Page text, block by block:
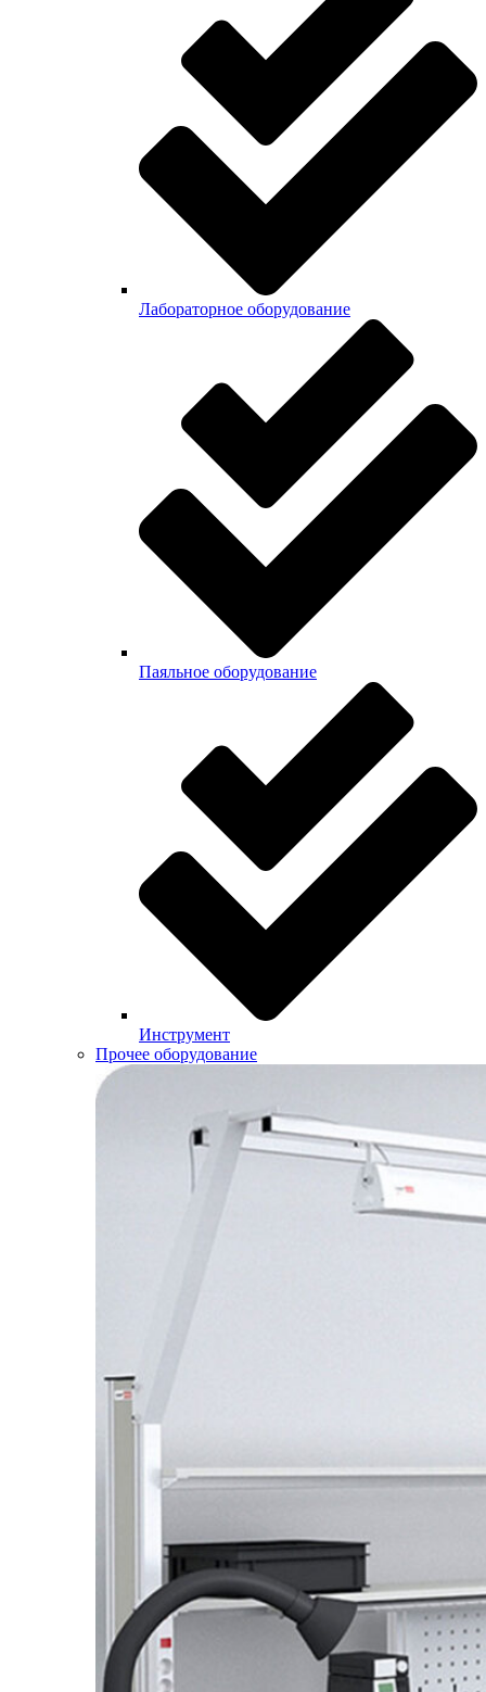
Лабораторное оборудование
Паяльное оборудование
Инструмент
Прочее оборудование